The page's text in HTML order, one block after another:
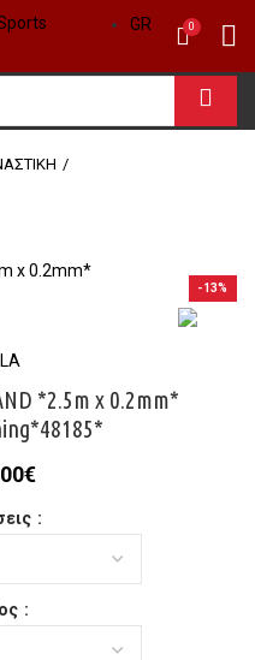
GR 0
-13%
*2.5m x 0.2mm*
€Η
τιμή